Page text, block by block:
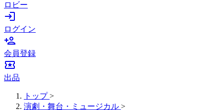
ロビー
login
ログイン
person_add
会員登録
local_activity
出品
トップ >
演劇・舞台・ミュージカル >